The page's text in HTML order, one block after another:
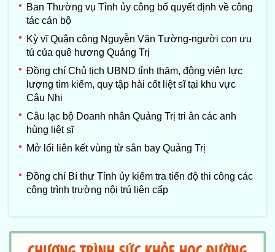
Ban Thường vụ Tỉnh ủy công bố quyết định về công
tác cán bộ
Kỳ vĩ Quận công Nguyễn Văn Tường-người con ưu
tú của quê hương Quảng Trị
Đồng chí Chủ tịch UBND tỉnh thăm, động viên lực
lượng tìm kiếm, quy tập hài cốt liệt sĩ tại khu vực
Câu Nhi
Câu lạc bộ Doanh nhân Quảng Trị tri ân các anh
hùng liệt sĩ
Mở lối liên kết vùng từ sân bay Quảng Trị
Đồng chí Bí thư Tỉnh ủy kiểm tra tiến độ thi công các
công trình trường nội trú liên cấp